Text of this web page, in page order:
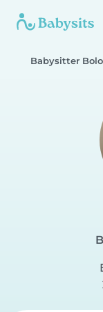
Babysitter